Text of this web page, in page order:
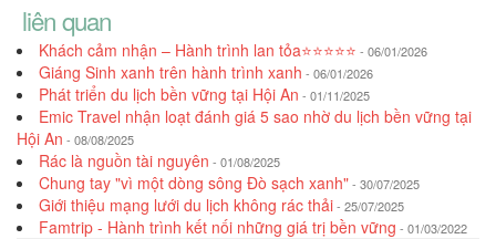
liên quan
Khách cảm nhận – Hành trình lan tỏa⭐⭐⭐⭐⭐ - 06/01/2026
Giáng Sinh xanh trên hành trình xanh - 06/01/2026
Phát triển du lịch bền vững tại Hội An - 01/11/2025
Emic Travel nhận loạt đánh giá 5 sao nhờ du lịch bền vững tại
Hội An - 08/08/2025
Rác là nguồn tài nguyên - 01/08/2025
Chung tay "vì một dòng sông Đò sạch xanh"- 30/07/2025
Giới thiệu mạng lưới du lịch không rác thải- 25/07/2025
Famtrip - Hành trình kết nối những giá trị bền vững - 01/03/2022